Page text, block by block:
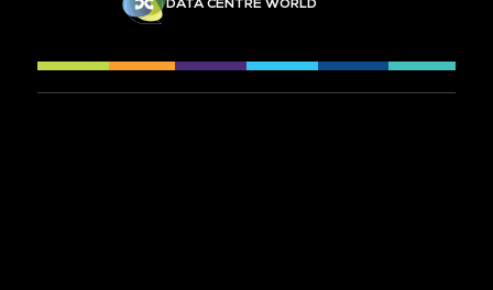
DATA CENTRE WORLD